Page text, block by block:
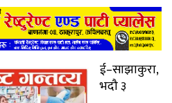
ई–साझाकुरा,
भदौ ३